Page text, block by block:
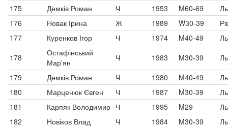
175
Демків Роман Ч 1953 M60-69
176
Новак Ірина Ж 1989 W30-39
177
Куренков Ігор Ч 1974 M40-49
178
Остафінський
Мар'ян
Ч 1983 M30-39
179
Демків Роман Ч 1980 M40-49
180
Марценюк Євген Ч 1987 M30-39
181
Карпяк Володимир Ч 1995 M29
182
Новіков Влад Ч 1984 M30-39